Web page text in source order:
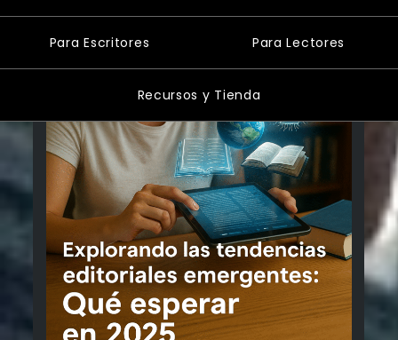
Para Escritores Para Lectores
Recursos y Tienda